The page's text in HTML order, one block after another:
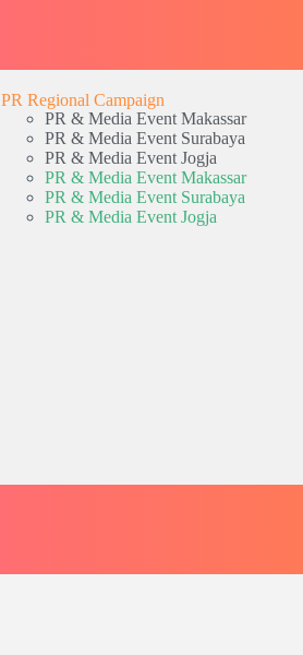
PR Regional Campaign
PR & Media Event Makassar
PR & Media Event Surabaya
PR & Media Event Jogja
PR & Media Event Makassar
PR & Media Event Surabaya
PR & Media Event Jogja